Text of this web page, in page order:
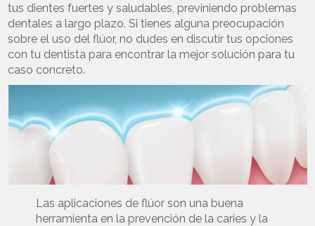
tus dientes fuertes y saludables, previniendo problemas
dentales a largo plazo. Si tienes alguna preocupación
sobre el uso del flúor, no dudes en discutir tus opciones
con tu dentista para encontrar la mejor solución para tu
caso concreto.
Las aplicaciones de flúor son una buena
herramienta en la prevención de la caries y la